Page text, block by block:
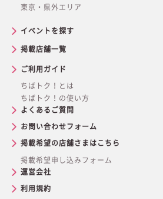
東京・県外エリア
イベントを探す
掲載店舗一覧
ご利用ガイド
ちばトク！とは
ちばトク！の使い方
よくあるご質問
お問い合わせフォーム
掲載希望の店舗さまはこちら
掲載希望申し込みフォーム
運営会社
利用規約